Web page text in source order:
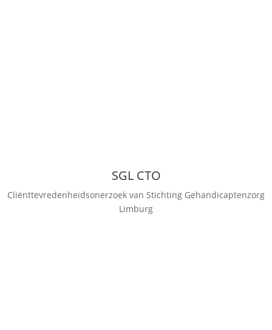
SGL CTO
Cliënttevredenheidsonerzoek van Stichting Gehandicaptenzorg
Limburg